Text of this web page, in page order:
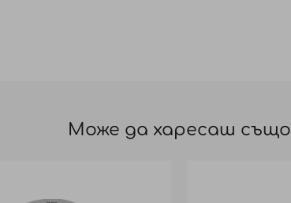
Може да харесаш също